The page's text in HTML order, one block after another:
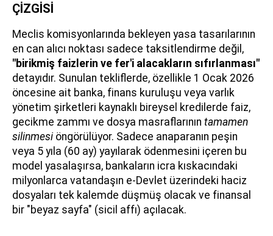
ÇİZGİSİ
Meclis komisyonlarında bekleyen yasa tasarılarının
en can alıcı noktası sadece taksitlendirme değil,
"birikmiş faizlerin ve fer'i alacakların sıfırlanması"
detayıdır. Sunulan tekliflerde, özellikle 1 Ocak 2026
öncesine ait banka, finans kuruluşu veya varlık
yönetim şirketleri kaynaklı bireysel kredilerde faiz,
gecikme zammı ve dosya masraflarının tamamen
silinmesi öngörülüyor. Sadece anaparanın peşin
veya 5 yıla (60 ay) yayılarak ödenmesini içeren bu
model yasalaşırsa, bankaların icra kıskacındaki
milyonlarca vatandaşın e-Devlet üzerindeki haciz
dosyaları tek kalemde düşmüş olacak ve finansal
bir "beyaz sayfa" (sicil affı) açılacak.